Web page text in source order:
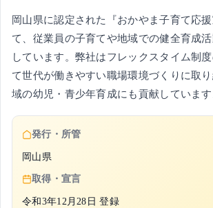
岡山県に認定された『おかやま子育て応
て、従業員の子育てや地域での健全育成
しています。弊社はフレックスタイム制
て世代が働きやすい職場環境づくりに取
域の幼児・青少年育成にも貢献しています
発行・所管
岡山県
取得・宣言
令和3年12月28日 登録